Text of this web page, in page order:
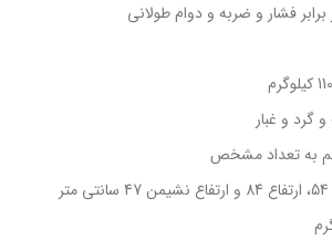
برابر فشار و ضربه و دوام طولانی
گرد و غبار
به تعداد مشخص